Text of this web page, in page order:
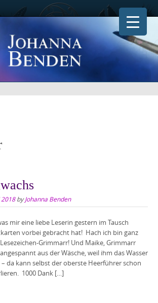
2018byJohanna Benden
mir eine liebe Leserin gestern im Tausch
vorbei gebracht hat! Hach ich bin ganz
Grimmarr! Und Maike, Grimmarr
aus der Wäsche, weil ihm das Wasser
da kann selbst der oberste Heerführer schon
1000 Dank […]